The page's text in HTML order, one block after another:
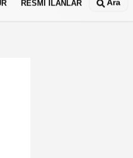
RESMİ İLANLAR Ara